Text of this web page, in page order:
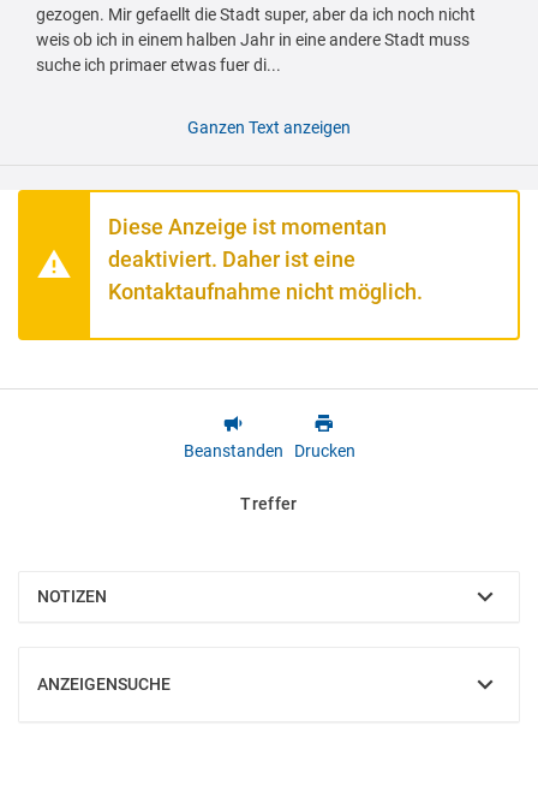
gezogen. Mir gefaellt die Stadt super, aber da ich noch nicht
weis ob ich in einem halben Jahr in eine andere Stadt muss
suche ich primaer etwas fuer di...
Ganzen Text anzeigen
Diese Anzeige ist momentan
deaktiviert. Daher ist eine
Kontaktaufnahme nicht möglich.
Beanstanden Drucken
Treffer
NOTIZEN
EINBLENDEN
ANZEIGENSUCHE
EINBLENDEN